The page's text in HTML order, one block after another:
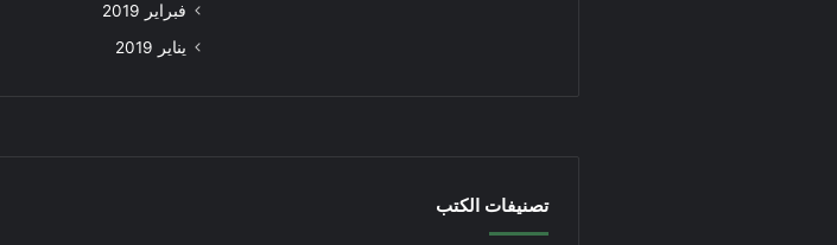
فبراير 2019
يناير 2019
تصنيفات الكتب